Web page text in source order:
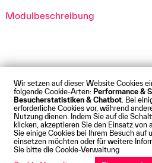
Wir setzen auf dieser Website Cookies
folgende Cookie-Arten: Performance &
Besucherstatistiken & Chatbot . Bei
erforderliche Cookies vor, während
Nutzung dienen. Indem Sie auf die
klicken, akzeptieren Sie den Einsatz von
Sie einige Cookies bei Ihrem Besuch auf
einsetzen möchten oder für weitere
Sie bitte die Cookie-Verwaltung
Modulbeschreibung
Impressum Datenschutz
Kontakt Presse Anfahrt
© Technische Hochschule